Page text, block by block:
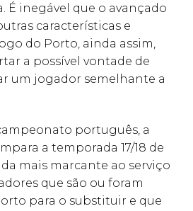
É inegável que o avançado
características e
do Porto, ainda assim,
a possível vontade de
um jogador semelhante a
português, a
a temporada 17/18 de
mais marcante ao serviço
que são ou foram
para o substituir e que